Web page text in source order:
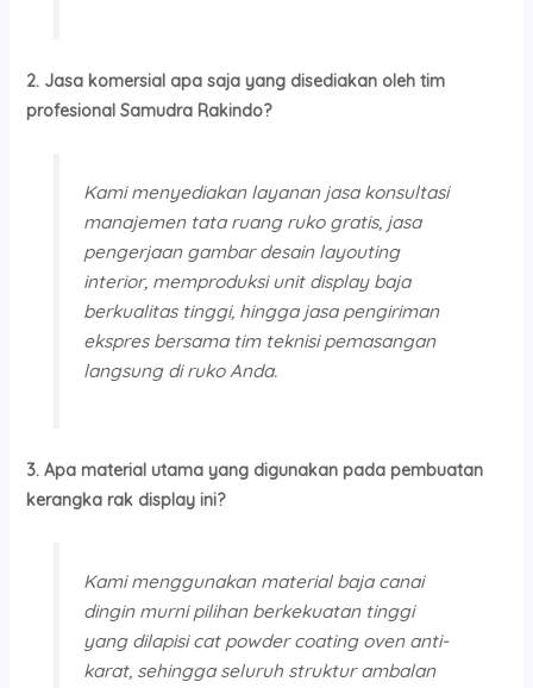
2. Jasa komersial apa saja yang disediakan oleh tim
profesional Samudra Rakindo?
Kami menyediakan layanan jasa konsultasi
manajemen tata ruang ruko gratis, jasa
pengerjaan gambar desain layouting
interior, memproduksi unit display baja
berkualitas tinggi, hingga jasa pengiriman
ekspres bersama tim teknisi pemasangan
langsung di ruko Anda.
3. Apa material utama yang digunakan pada pembuatan
kerangka rak display ini?
Kami menggunakan material baja canai
dingin murni pilihan berkekuatan tinggi
yang dilapisi cat powder coating oven anti-
karat, sehingga seluruh struktur ambalan